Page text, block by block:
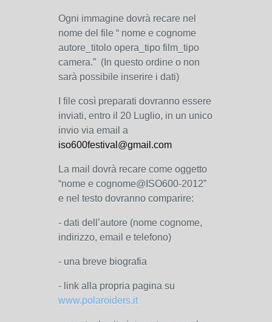
Ogni immagine dovrà recare nel
nome del file “ nome e cognome
autore_titolo opera_tipo film_tipo
camera.” (In questo ordine o non
sarà possibile inserire i dati)
I file così preparati dovranno essere
inviati, entro il 20 Luglio, in un unico
invio via email a
iso600festival@gmail.com
La mail dovrà recare come oggetto
“nome e cognome@ISO600-2012”
e nel testo dovranno comparire:
- dati dell’autore (nome cognome,
indirizzo, email e telefono)
- una breve biografia
- link alla propria pagina su
www.polaroiders.it